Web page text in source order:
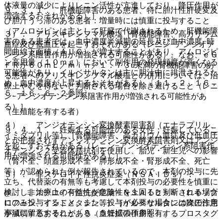
体液量の減少によりレニン活性が亢進しており、降圧作用が
増強するおそれがある）］。
３）． アリスキレンフマル酸塩［腎機能障害、高カリウム
血症及び低血圧を起こすおそれがある（レニン−アンジオテ
ンシン系阻害作用が増強される可能性がある）。なお、ｅＧ
ＦＲが６０ｍＬ／ｍｉｎ／１．７３u未満の腎機能障害のあ
る患者へのアリスキレンフマル酸塩との併用については、治
療上やむを得ないと判断される場合を除き避けること（レニ
ン−アンジオテンシン系阻害作用が増強される可能性があ
る）］。
４）． アンジオテンシン変換酵素阻害剤（エナラプリル、
イミダプリル等）［腎機能障害、高カリウム血症及び低血圧
を起こすおそれがある（レニン−アンジオテンシン系阻害作
用が増強される可能性がある）］。
５）． 非ステロイド性抗炎症薬（ＮＳＡＩＤｓ）：
@． 非ステロイド性抗炎症薬＜ＮＳＡＩＤｓ＞（ロキソプ
ロフェン、インドメタシン等）［イルベサルタンの降圧作用
が減弱するおそれがある（血管拡張作用を有するプロスタグ
９．３．１． 肝機能障害のある患者、特に胆汁性肝硬変及
び胆汁うっ滞のある患者：増量時には慎重に投与すること
（アムロジピンは主として肝臓で代謝されるため、肝機能障
害のある患者では、血中濃度半減期の延長及び血中濃度−時
間曲線下面積（ＡＵＣ）が増大することがあり、アムロジピ
ン高用量（１０ｍｇ）において副作用の発現頻度が高くなる
可能性があり、イルベサルタンは主に胆汁中に排泄されるた
め、血中濃度が上昇するおそれがある）〔１１．２、１６．
５、１６．６．２参照〕。
（生殖能を有する者）
９．４．１． 妊娠する可能性のある女性：妊娠しているこ
とが把握されずアンジオテンシン変換酵素阻害剤又はアンジ
オテンシン２受容体拮抗剤を使用し、胎児・新生児への影響
（腎不全、頭蓋形成不全・肺形成不全・腎形成不全、死亡
等）が認められた例が報告されているので、本剤の投与に先
立ち、代替薬の有無等も考慮して本剤投与の必要性を慎重に
検討し、治療上の有益性が危険性を上回ると判断される場合
にのみ投与すること。また、投与が必要な場合には次の注意
事項に留意すること〔９．５妊婦の項参照〕。